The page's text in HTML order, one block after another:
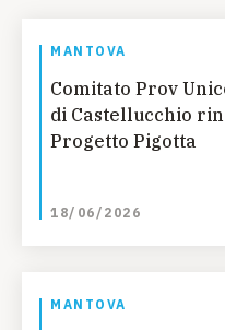
MANTOVA
Comitato Prov
di Castellucchio
Progetto Pigotta
18/06/2026
MANTOVA